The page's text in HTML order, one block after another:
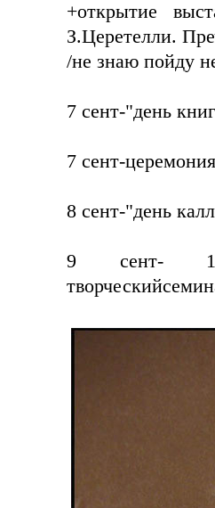
+открытие
З.Церетелли.
/не знаю пойду
7 сент-"день
7 сент-
8 сент-"день
9 сент-